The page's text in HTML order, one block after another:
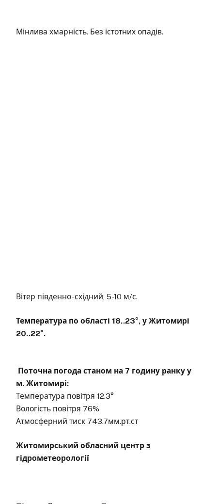
Мінлива хмарність. Без істотних опадів.
Вітер південно- східний, 5-10 м/с.
Температура по області 18..23°, у Житомирі
20..22°.
Поточна погода станом на 7 годину ранку у
м. Житомирі:
Температура повітря 12.3°
Вологість повітря 76%
Атмосферний тиск 743.7мм.рт.ст
Житомирський обласний центр з
гідрометеорології